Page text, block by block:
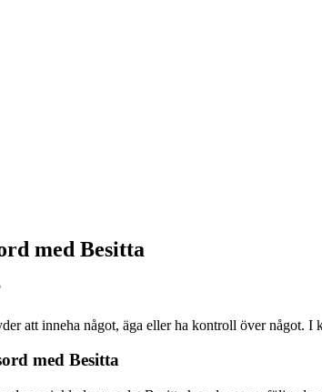
med Besitta
att inneha något, äga eller ha kontroll över något.
med Besitta